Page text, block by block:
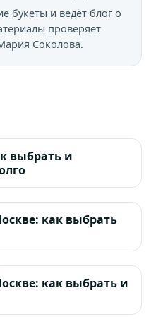
букеты и ведёт блог о
проверяет
Соколова.
выбрать и
как выбрать
как выбрать и